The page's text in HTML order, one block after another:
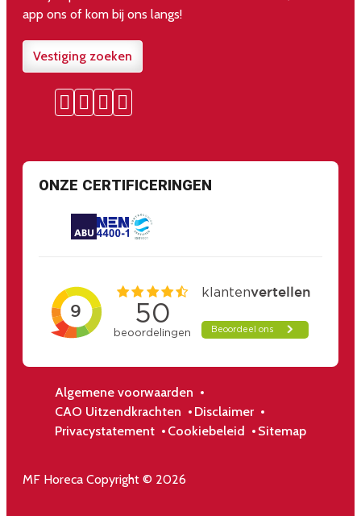
app ons of kom bij ons langs!
Vestiging zoeken
ONZE CERTIFICERINGEN
Algemene voorwaarden
CAO Uitzendkrachten
Disclaimer
Privacystatement
Cookiebeleid Sitemap
MF Horeca Copyright © 2026